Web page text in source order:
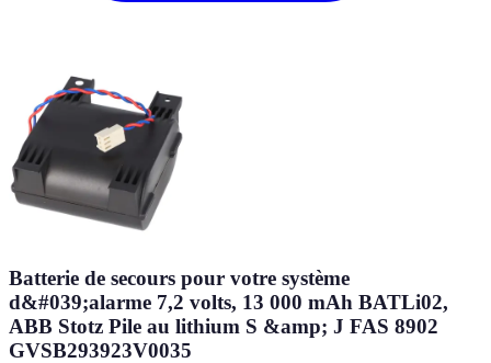
Batterie de secours pour votre système
d&#039;alarme 7,2 volts, 13 000 mAh BATLi02,
ABB Stotz Pile au lithium S &amp; J FAS 8902
GVSB293923V0035